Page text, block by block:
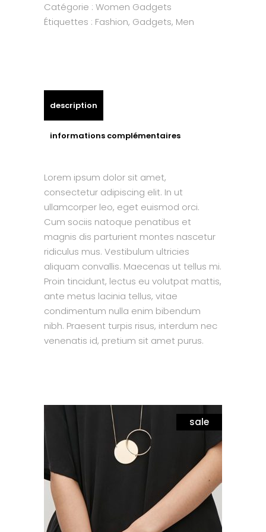
Catégorie : Women Gadgets
Étiquettes : Fashion, Gadgets, Men
description
informations complémentaires
Lorem ipsum dolor sit amet,
consectetur adipiscing elit. In ut
ullamcorper leo, eget euismod orci.
Cum sociis natoque penatibus et
magnis dis parturient montes nascetur
ridiculus mus. Vestibulum ultricies
aliquam convallis. Maecenas ut tellus mi.
Proin tincidunt, lectus eu volutpat mattis,
ante metus lacinia tellus, vitae
condimentum nulla enim bibendum
nibh. Praesent turpis risus, interdum nec
venenatis id, pretium sit amet purus.
sale